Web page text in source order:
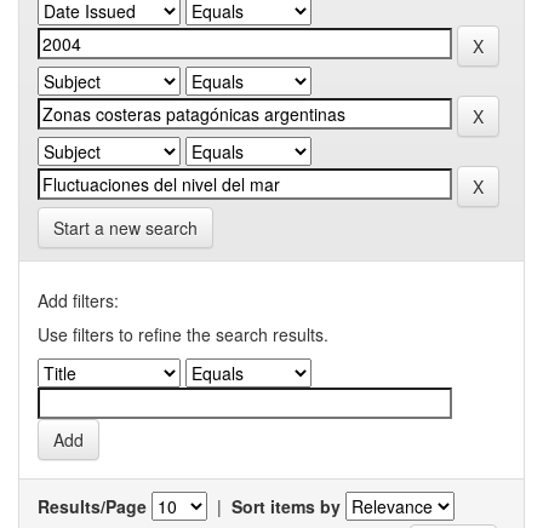
Start a new search
Add filters:
Use filters to refine the search results.
Results/Page | Sort items by